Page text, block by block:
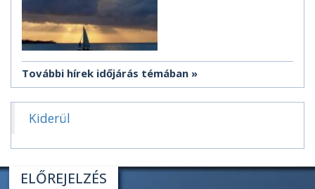
További hírek időjárás témában
Kiderül
ELŐREJELZÉS